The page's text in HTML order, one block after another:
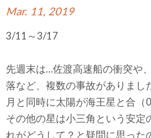
Mar. 11, 2019
3/11～3/17
先週末は…佐渡高速船の衝突や
落など、複数の事故がありまし
月と同時に太陽が海王星と合（
その他の星は小三角という安定
れがどうして？と疑問に思った